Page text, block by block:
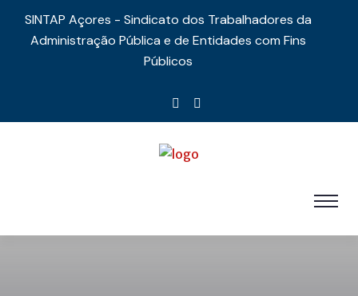
SINTAP Açores - Sindicato dos Trabalhadores da
Administração Pública e de Entidades com Fins
Públicos